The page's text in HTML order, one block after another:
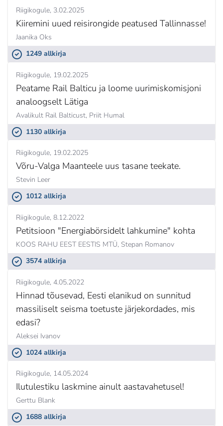
Riigikogule 3.02.2025
Kiiremini uued reisirongide peatused Tallinnasse!
Jaanika Oks
1249 allkirja
Riigikogule 19.02.2025
Peatame Rail Balticu ja loome uurimiskomisjoni
analoogselt Lätiga
Avalikult Rail Balticust, Priit Humal
1130 allkirja
Riigikogule 19.02.2025
Võru-Valga Maanteele uus tasane teekate.
Stevin Leer
1012 allkirja
Riigikogule 8.12.2022
Petitsioon "Energiabörsidelt lahkumine" kohta
KOOS RAHU EEST EESTIS MTÜ, Stepan Romanov
3574 allkirja
Riigikogule 4.05.2022
Hinnad tõusevad, Eesti elanikud on sunnitud
massiliselt seisma toetuste järjekordades, mis
edasi?
Aleksei Ivanov
1024 allkirja
Riigikogule 14.05.2024
Ilutulestiku laskmine ainult aastavahetusel!
Gerttu Blank
1688 allkirja